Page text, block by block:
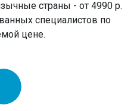
страны - от 4990 р.
специалистов по
цене.